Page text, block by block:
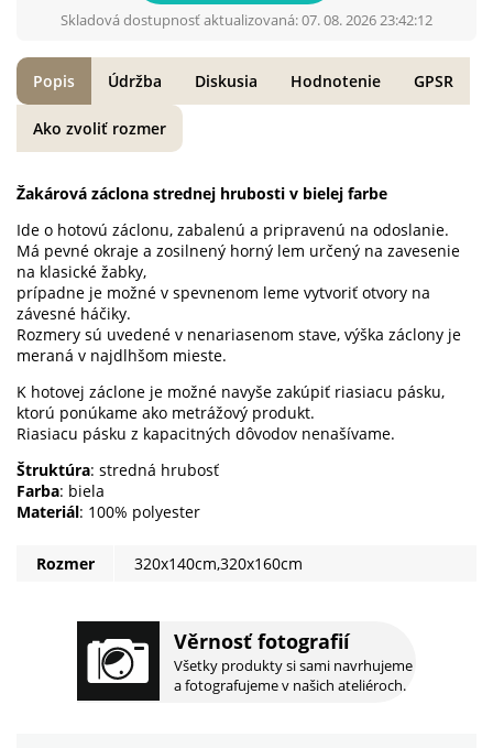
Skladová dostupnosť aktualizovaná: 07. 08. 2026 23:42:12
Věrnosť fotografií
Všetky produkty si sami navrhujeme
a fotografujeme v našich ateliéroch.
Žakárová záclona strednej hrubosti v bielej farbe
Ide o hotovú záclonu, zabalenú a pripravenú na odoslanie.
Má pevné okraje a zosilnený horný lem určený na zavesenie
na klasické žabky,
prípadne je možné v spevnenom leme vytvoriť otvory na
závesné háčiky.
Rozmery sú uvedené v nenariasenom stave, výška záclony je
meraná v najdlhšom mieste.
K hotovej záclone je možné navyše zakúpiť riasiacu pásku,
ktorú ponúkame ako metrážový produkt.
Riasiacu pásku z kapacitných dôvodov nenašívame.
Štruktúra: stredná hrubosť
Farba: biela
Materiál: 100% polyester
Rozmer 320x140cm,320x160cm
Popis Údržba Diskusia Hodnotenie GPSR
Ako zvoliť rozmer